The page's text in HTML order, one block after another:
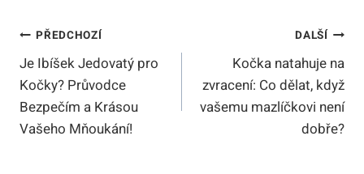
Navigace
Pro
Příspěvek
PŘEDCHOZÍ
Je Ibíšek Jedovatý pro
Kočky? Průvodce
Bezpečím a Krásou
Vašeho Mňoukání!
DALŠÍ
Kočka natahuje na
zvracení: Co dělat, když
vašemu mazlíčkovi není
dobře?